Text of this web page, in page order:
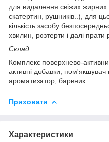
для видалення свіжих жирних
скатертин, рушників..), для
кількість засобу
хвилин, розтерти і далі прати
Склад
Комплекс поверхнево-
активні добавки, пом'якшувач
ароматизатор, барвник.
Приховати
Характеристики